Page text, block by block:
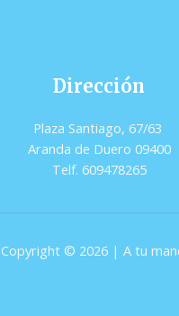
Dirección
Plaza Santiago, 67/63
Aranda de Duero 09400
Telf. 609478265
Copyright © 2026 | A tu